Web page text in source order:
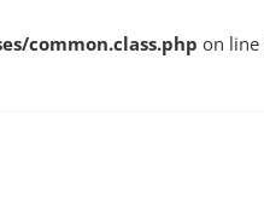
common.class.php on line